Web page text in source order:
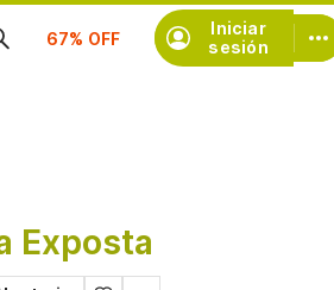
Iniciar
sesión
Suscríbete
Exposta